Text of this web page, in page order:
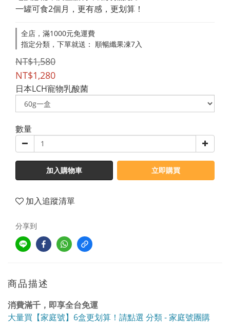
一罐可食2個月，更有感，更划算！
全店，滿1000元免運費
指定分類，下單就送： 順暢纖果凍7入
NT$1,580
NT$1,280
日本LCH寵物乳酸菌
數量
加入購物車 立即購買
加入追蹤清單
分享到
商品描述
消費滿千，即享全台免運
大量買【家庭號】6盒更划算！請點選 分類 - 家庭號團購